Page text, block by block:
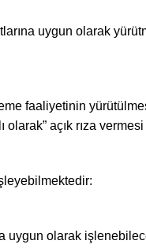
uygun olarak
faaliyetinin
açık rıza vermesi
uygun olarak